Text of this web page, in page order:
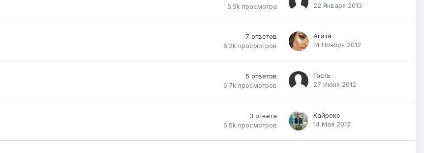
5.5k просмотра
22 Января 2013
7 ответов
6.2k просмотров
Агата
14 Ноября 2012
5 ответов
6.7k просмотров
Гость
27 Июня 2012
3 ответа
6.5k просмотров
Кайреке
14 Мая 2012